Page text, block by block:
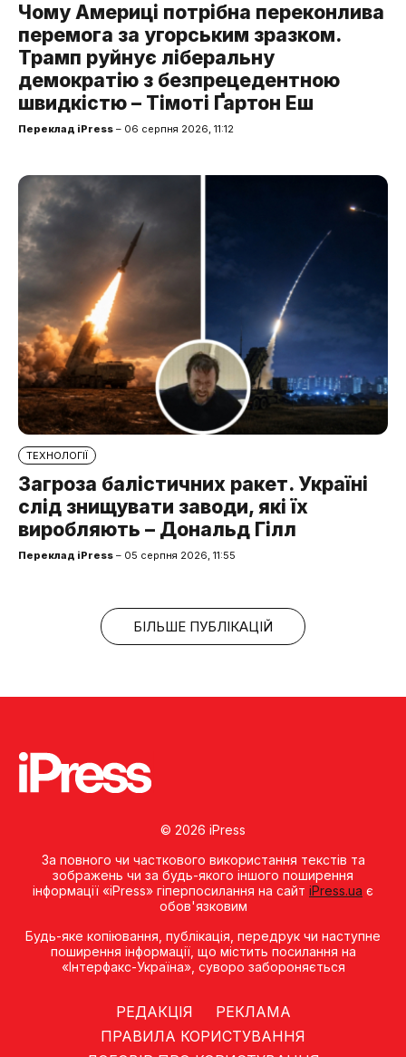
Чому Америці потрібна переконлива
перемога за угорським зразком.
Трамп руйнує ліберальну
демократію з безпрецедентною
швидкістю – Тімоті Ґартон Еш
Переклад iPress – 06 серпня 2026, 11:12
ТЕХНОЛОГІЇ
Загроза балістичних ракет. Україні
слід знищувати заводи, які їх
виробляють – Дональд Гілл
Переклад iPress – 05 серпня 2026, 11:55
БІЛЬШЕ ПУБЛІКАЦІЙ
© 2026 iPress
За повного чи часткового використання текстів та
зображень чи за будь-якого іншого поширення
інформації «iPress» гіперпосилання на сайт iPress.ua є
обов'язковим
Будь-яке копiювання, публiкацiя, передрук чи наступне
поширення iнформацiї, що мiстить посилання на
«Iнтерфакс-Україна», суворо забороняється
РЕДАКЦІЯ
РЕКЛАМА
ПРАВИЛА КОРИСТУВАННЯ